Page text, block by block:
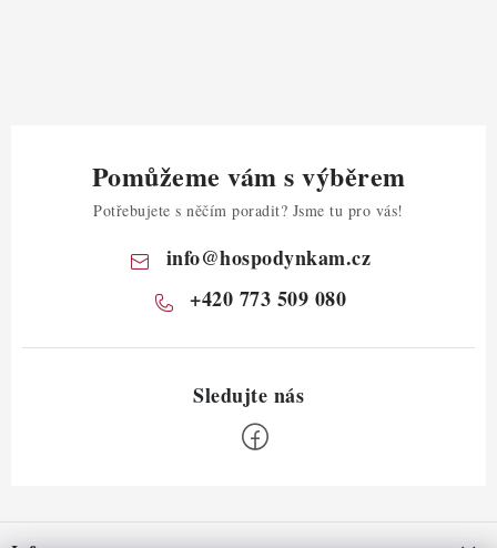
Pomůžeme vám s výběrem
Potřebujete s něčím poradit? Jsme tu pro vás!
info@hospodynkam.cz
+420 773 509 080